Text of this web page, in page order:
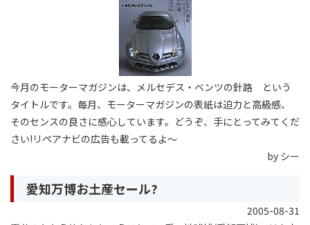
今月のモーターマガジンは、メルセデス・ベンツの針路 という
タイトルです。毎月、モーターマガジンの表紙は迫力と高級感、
そのセンスの良さに感心しています。どうぞ、手にとってみてくだ
さい!リペアナビの広告も載ってるよ〜
by シー
愛知万博お土産セール?
2005-08-31